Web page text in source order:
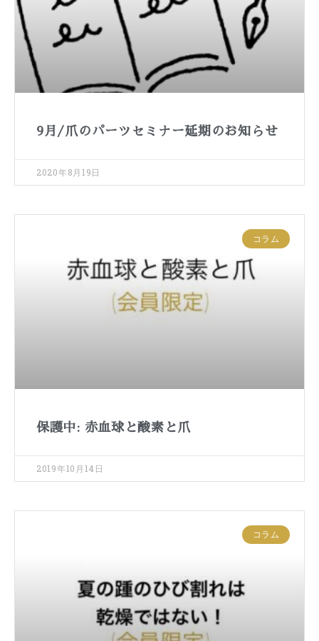
9月/爪のパーツセミナー延期のお知らせ
2020年8月19日
コラム
保護中: 赤血球と酸素と爪
2019年10月14日
コラム